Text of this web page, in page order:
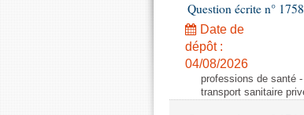
Question écrite n°
Date de
dépôt :
04/08/2026
professions de santé
transport sanitaire